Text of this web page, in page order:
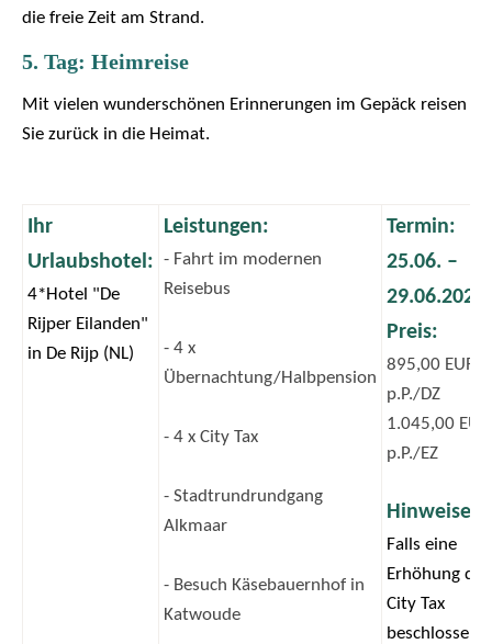
die freie Zeit am Strand.
5. Tag: Heimreise
Mit vielen wunderschönen Erinnerungen im Gepäck reisen
Sie zurück in die Heimat.
Ihr
Urlaubshotel:
4*Hotel "De
Rijper Eilanden"
in De Rijp (NL)
Leistungen:
- Fahrt im modernen
Reisebus
- 4 x
Übernachtung/Halbpension
- 4 x City Tax
- Stadtrundrundgang
Alkmaar
- Besuch Käsebauernhof in
Katwoude
Termin:
25.06. –
29.06.2026
Preis:
895,00 EUR
p.P./DZ
1.045,00 EUR
p.P./EZ
Hinweise:
Falls eine
Erhöhung der
City Tax
beschlossen